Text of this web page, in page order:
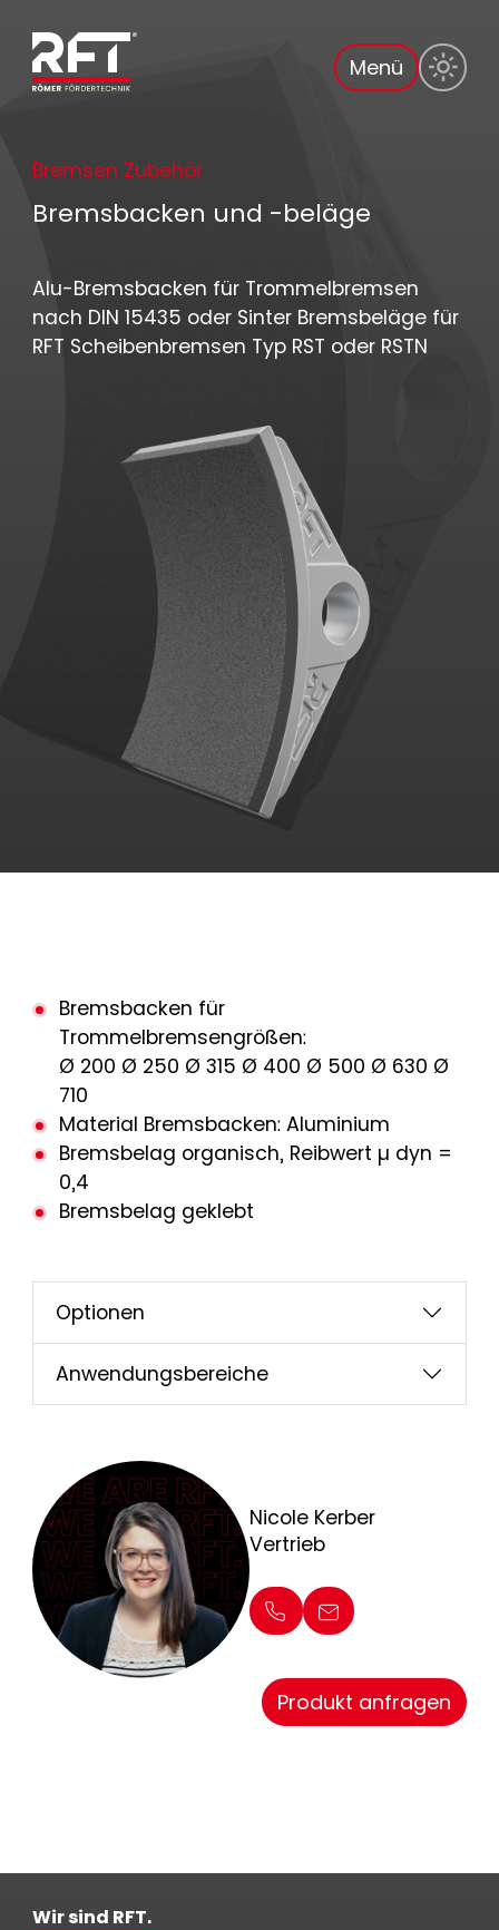
Menü
Bremsen Zubehör
Bremsbacken und -beläge
Alu-Bremsbacken für Trommelbremsen
nach DIN 15435 oder Sinter Bremsbeläge für
RFT Scheibenbremsen Typ RST oder RSTN
Bremsbacken für
Trommelbremsengrößen:
Ø 200 Ø 250 Ø 315 Ø 400 Ø 500 Ø 630 Ø
710
Material Bremsbacken: Aluminium
Bremsbelag organisch, Reibwert µ dyn =
0,4
Bremsbelag geklebt
Optionen
Anwendungsbereiche
Nicole Kerber
Vertrieb
Produkt anfragen
Wir sind RFT.